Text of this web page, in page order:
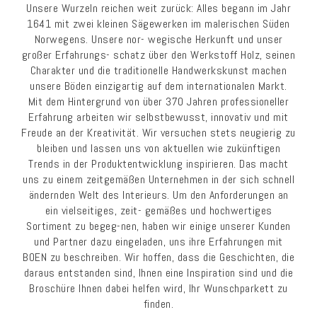
Unsere Wurzeln reichen weit zurück: Alles begann im Jahr
1641 mit zwei kleinen Sägewerken im malerischen Süden
Norwegens. Unsere nor- wegische Herkunft und unser
großer Erfahrungs- schatz über den Werkstoff Holz, seinen
Charakter und die traditionelle Handwerkskunst machen
unsere Böden einzigartig auf dem internationalen Markt.
Mit dem Hintergrund von über 370 Jahren professioneller
Erfahrung arbeiten wir selbstbewusst, innovativ und mit
Freude an der Kreativität. Wir versuchen stets neugierig zu
bleiben und lassen uns von aktuellen wie zukünftigen
Trends in der Produktentwicklung inspirieren. Das macht
uns zu einem zeitgemäßen Unternehmen in der sich schnell
ändernden Welt des Interieurs. Um den Anforderungen an
ein vielseitiges, zeit- gemäßes und hochwertiges
Sortiment zu begeg-nen, haben wir einige unserer Kunden
und Partner dazu eingeladen, uns ihre Erfahrungen mit
BOEN zu beschreiben. Wir hoffen, dass die Geschichten, die
daraus entstanden sind, Ihnen eine Inspiration sind und die
Broschüre Ihnen dabei helfen wird, Ihr Wunschparkett zu
finden.